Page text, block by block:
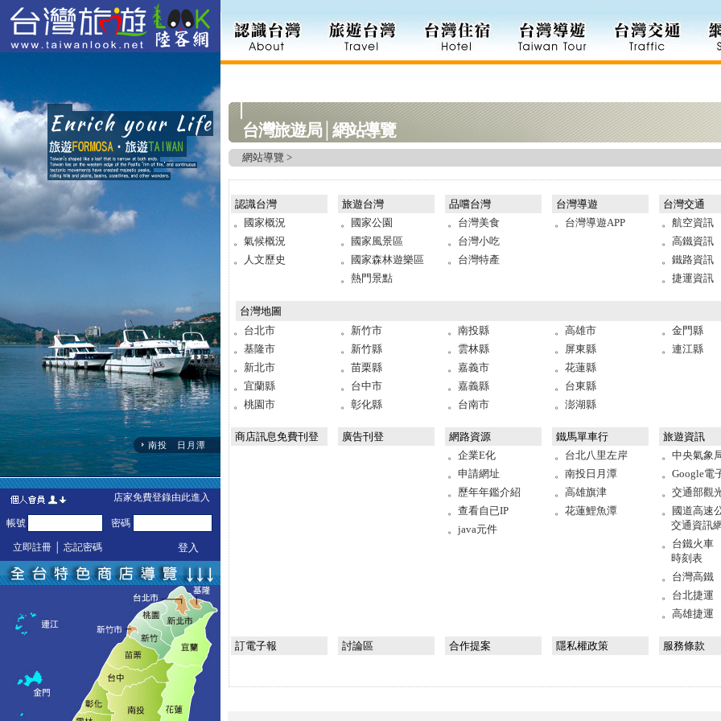
台灣旅遊局│網站導覽
網站導覽 >
認識台灣
。國家概況
。氣候概況
。人文歷史
旅遊台灣
。國家公園
。國家風景區
。國家森林遊樂區
。熱門景點
品嚐台灣
。台灣美食
。台灣小吃
。台灣特產
台灣導遊
。台灣導遊APP
台灣交通
。航空資訊
。高鐵資訊
。鐵路資訊
。捷運資訊
台灣地圖
。台北市
。基隆市
。新北市
。宜蘭縣
。桃園市
。新竹市
。新竹縣
。苗栗縣
。台中市
。彰化縣
。南投縣
。雲林縣
。嘉義市
。嘉義縣
。台南市
。高雄市
。屏東縣
。花蓮縣
。台東縣
。澎湖縣
。金門縣
。連江縣
商店訊息免費刊登 廣告刊登
網路資源
。企業E化
。申請網址
。歷年年鑑介紹
。查看自已IP
。java元件
鐵馬單車行
。台北八里左岸
。南投日月潭
。高雄旗津
。花蓮鯉魚潭
旅遊資訊
。中央氣象
。Google電
。交通部觀
。國道高速
交通資訊
。台鐵火車
時刻表
。台灣高鐵
。台北捷運
。高雄捷運
訂電子報 討論區 合作提案 隱私權政策 服務條款